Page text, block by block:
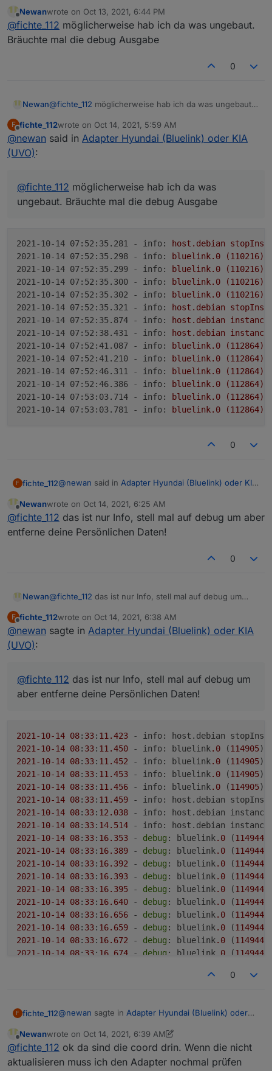
Koordinaten der Ortung nicht mehr richtig
übertragen.
Hat noch jemand dieses Problem?
Offline
Newanwrote on Oct 13, 2021, 6:44 PM
last edited by
@fichte_112 möglicherweise hab ich da was ungebaut.
Bräuchte mal die debug Ausgabe
0
Newan@fichte_112 möglicherweise hab ich da was ungebaut.
F fichte_112wrote on Oct 14, 2021, 5:59 AM
last edited by
@newan said in Adapter Hyundai (Bluelink) oder KIA
(UVO):
@fichte_112 möglicherweise hab ich da was
ungebaut. Bräuchte mal die debug Ausgabe
2021-10-14 07:52:35.281 - info: host.debian
2021-10-14 07:52:35.298 - info:
bluelink.0 (110216)
2021-10-14 07:52:35.299 - info:
bluelink.0 (110216)
2021-10-14 07:52:35.300 - info:
bluelink.0 (110216)
2021-10-14 07:52:35.302 - info:
bluelink.0 (110216)
2021-10-14 07:52:35.321 - info:
host.debian
2021-10-14 07:52:35.874 - info:
host.debian
instance
2021-10-14 07:52:38.431 - info:
host.debian
instance
2021-10-14 07:52:41.087 - info:
bluelink.0 (112864)
2021-10-14 07:52:41.210 - info:
bluelink.0 (112864)
2021-10-14 07:52:46.311 - info:
bluelink.0 (112864)
2021-10-14 07:52:46.386 - info:
bluelink.0 (112864)
2021-10-14 07:53:03.714 - info:
bluelink.0 (112864)
2021-10-14 07:53:03.781 - info:
bluelink.0 (112864)
0
F fichte_112@newan said in Adapter Hyundai (Bluelink) oder KIA
@fichte_112 möglicherweise hab ich da was
ungebaut. Bräuchte mal die debug Ausgabe
2021-10-14 07:52:35.281 - info:
2021-10-14 07:52:35.299 - info: bluelink.0
2021-10-14 07:52:35.321 - info:
2021-10-14 07:52:38.431 - info:
2021-10-14 07:52:41.087 - info: bluelink.0
2021-10-14 07:53:03.714 - info: bluelink.0
Offline
Newanwrote on Oct 14, 2021, 6:25 AM
last edited by
@fichte_112 das ist nur Info, stell mal auf debug um aber
entferne deine Persönlichen Daten!
0
Newan@fichte_112 das ist nur Info, stell mal auf debug um
F fichte_112wrote on Oct 14, 2021, 6:38 AM
last edited by
@newan sagte in Adapter Hyundai (Bluelink) oder KIA
(UVO):
@fichte_112 das ist nur Info, stell mal auf debug um
aber entferne deine Persönlichen Daten!
2021-10-14 08: 33: 11.423 - info: host.debian
2021-10-14 08: 33: 11.450 - info: bluelink.0 (114905
2021-10-14 08: 33: 11.452 - info: bluelink.0 (114905
2021-10-14 08: 33: 11.453 - info: bluelink.0 (114905
2021-10-14 08: 33: 11.456 - info: bluelink.0 (114905
2021-10-14 08: 33: 11.459 - info: host.debian
2021-10-14 08: 33: 12.038 - info: host.debian instance
2021-10-14 08: 33: 14.514 - info: host.debian instance
2021-10-14 08: 33: 16.353 - debug : bluelink.0 (114944
2021-10-14 08: 33: 16.389 - debug : bluelink.0 (114944
2021-10-14 08: 33: 16.392 - debug : bluelink.0 (114944
2021-10-14 08: 33: 16.393 - debug : bluelink.0 (114944
2021-10-14 08: 33: 16.395 - debug : bluelink.0 (114944
2021-10-14 08: 33: 16.640 - debug : bluelink.0 (114944
2021-10-14 08: 33: 16.656 - debug : bluelink.0 (114944
2021-10-14 08: 33: 16.659 - debug : bluelink.0 (114944
2021-10-14 08: 33: 16.672 - debug : bluelink.0 (114944
2021 -10-14 08: 33: 16.674 - debug : bluelink .0 (114944
: bluelink ( 114944
2021-10-14 08:33 :17.155 - info: bluelink.0 ( 114944
2021
-14 :33 :17.157 - debug: bluelink
2021 -10-14 08 : : 17.157 debug : bluelink .0 114944
2021-10-14
2021-10-14 08:33 :21.130 - info: bluelink .0 (114944
0
F fichte_112@newan sagte in Adapter Hyundai (Bluelink) oder
@ fichte_112 das ist nur Info, stell mal auf debug
um aber entferne deine Persönlichen Daten!
2021-10-14 08:33:11.423 - info:
Offline
Newanwrote on Oct 14, 2021, 6:39 AM
last edited by NewanOct 14, 2021, 8:40 AM
@fichte_112 ok da sind die coord drin. Wenn die nicht
aktualisieren muss ich den Adapter nochmal prüfen